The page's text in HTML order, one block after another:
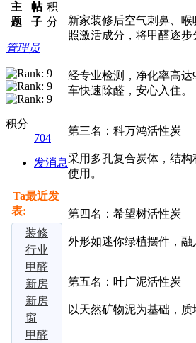
主
题
帖
子
积
分
管理员
积分
704
发消息
Ta最近发
表:
装修
躲不掉
甲醛重
灾区？
聪明人
有妙
招！木
行业
标准参
考：
2026甲
醛苯
TVOC
甲醛
中毒症
状 甲
醛中毒
的措施
新房
除醛攻
略：光
触媒除
新房
入住前
必做：
窗
帘、床
甲醛
新家装修后空气刺鼻、
照激活成分，将甲醛逐步
经专业检测，净化率高
车快速除醛，安心入住。
第三名：科万鸿活性炭
采用多孔复合炭体，结
使用。
第四名：希望树活性炭
外形如迷你绿植摆件，
第五名：叶广泥活性炭
以天然矿物泥为基础，